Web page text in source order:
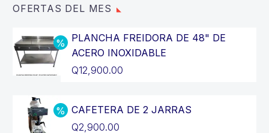
OFERTAS DEL MES
PLANCHA FREIDORA DE 48" DE
ACERO INOXIDABLE
El
original
era:
Q12,900.00
precio
actual
CAFETERA DE 2 JARRAS
El
Q2,900.00